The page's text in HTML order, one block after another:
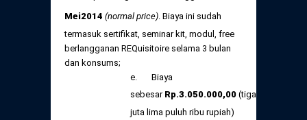
Mei2014 (normal price) . Biaya ini sudah
termasuk sertifikat, seminar kit, modul, free
berlangganan REQuisitoire selama 3 bulan
dan konsums;
e. Biaya
sebesar Rp.3.050.000,00 (tiga
juta lima puluh ribu rupiah)